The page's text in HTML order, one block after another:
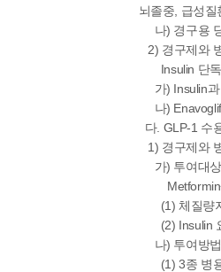
뇌졸중, 급성
나) 경구용 당
2) 경구제와
Insulin 단독
가) Insulin과
나)
다. GLP-1 수
1) 경구제와
가) 투여대상
(1) 체질량지
(2) Insulin
나) 투여방법
(1) 3종 병용